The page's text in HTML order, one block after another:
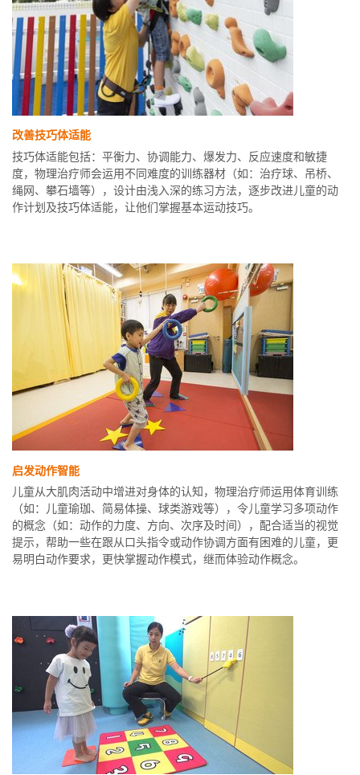
改善技巧体适能
技巧体适能包括：平衡力、协调能力、爆发力、反应速度和敏捷
度，物理治疗师会运用不同难度的训练器材（如：治疗球、吊桥、
绳网、攀石墙等），设计由浅入深的练习方法，逐步改进儿童的动
作计划及技巧体适能，让他们掌握基本运动技巧。
启发动作智能
儿童从大肌肉活动中增进对身体的认知，物理治疗师运用体育训练
（如：儿童瑜珈、简易体操、球类游戏等），令儿童学习多项动作
的概念（如：动作的力度、方向、次序及时间），配合适当的视觉
提示，帮助一些在跟从口头指令或动作协调方面有困难的儿童，更
易明白动作要求，更快掌握动作模式，继而体验动作概念。